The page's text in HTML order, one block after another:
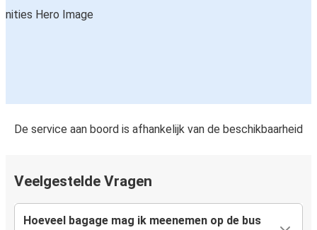
De service aan boord is afhankelijk van de beschikbaarheid
Veelgestelde Vragen
Hoeveel bagage mag ik meenemen op de bus